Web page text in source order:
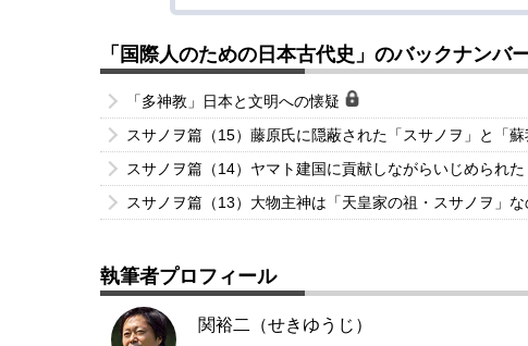
「国際人のための日本古代史」のバックナンバ
「多神教」日本と文明への懐疑
スサノヲ篇（15）藤原氏に隠蔽された「スサノヲ」と「蘇
スサノヲ篇（14）ヤマト建国に貢献しながらいじめられた
スサノヲ篇（13）大物主神は「天皇家の祖・スサノヲ」
執筆者プロフィール
関裕二（せきゆうじ）